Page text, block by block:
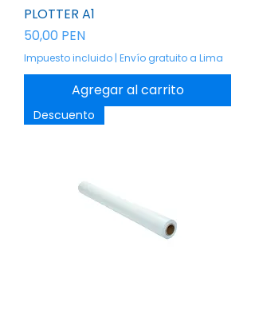
PLOTTER A1
Precio
50,00 PEN
Impuesto incluido | Envío gratuito a Lima
Agregar al carrito
Descuento